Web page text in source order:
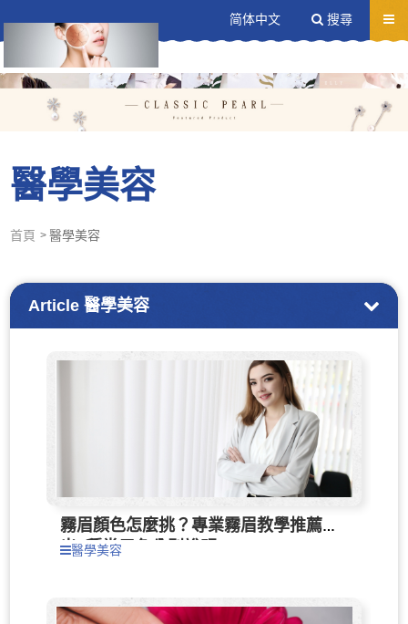
送出
简体中文 搜尋
醫學美容
首頁 醫學美容
Article醫學美容
霧眉顏色怎麼挑？專業霧眉教學推薦列
出4種常用色分別說明
醫學美容